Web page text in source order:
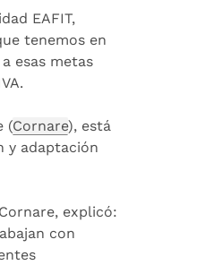
EAFIT,
tenemos en
esas metas
(Cornare), está
y adaptación
explicó:
con